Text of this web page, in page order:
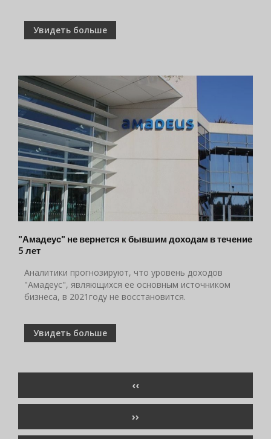
Увидеть больше
"Амадеус" не вернется к бывшим доходам в течение
5 лет
Аналитики прогнозируют, что уровень доходов
"Амадеус", являющихся ее основным источником
бизнеса, в 2021году не восстановится.
Увидеть больше
ПРЕДЫДУЩАЯ
СТРАНИЦА
‹‹
СЛЕДУЮЩАЯ
СТРАНИЦА
››